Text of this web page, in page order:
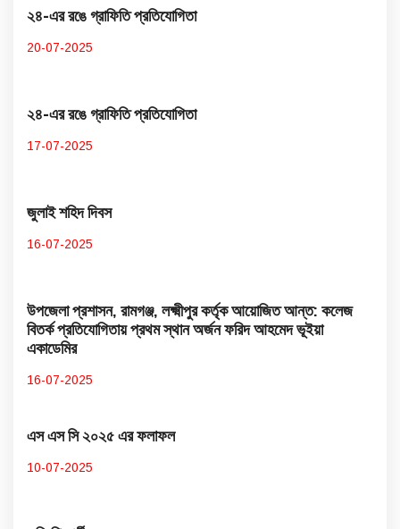
২৪-এর রঙে গ্রাফিতি প্রতিযোগিতা
20-07-2025
২৪-এর রঙে গ্রাফিতি প্রতিযোগিতা
17-07-2025
জুলাই শহিদ দিবস
16-07-2025
উপজেলা প্রশাসন, রামগঞ্জ, লক্ষ্মীপুর কর্তৃক আয়োজিত আন্ত: কলেজ
বিতর্ক প্রতিযোগিতায় প্রথম স্থান অর্জন ফরিদ আহমেদ ভূইয়া
একাডেমির
16-07-2025
এস এস সি ২০২৫ এর ফলাফল
10-07-2025